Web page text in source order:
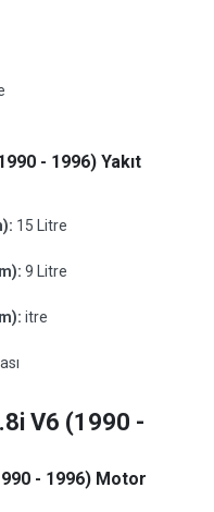
- 1996) Yakıt
15 Litre
9 Litre
itre
V6 (1990 -
- 1996) Motor